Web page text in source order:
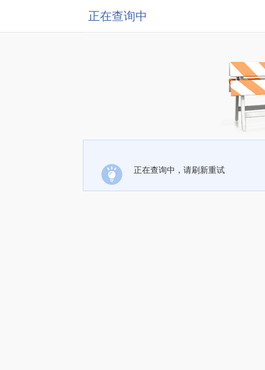
正在查询中
正在查询中，请刷新重试